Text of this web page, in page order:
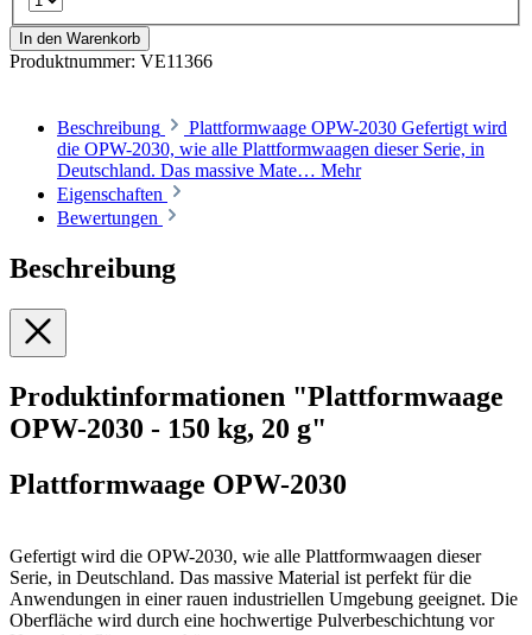
In den Warenkorb
Produktnummer: VE11366
Beschreibung
Plattformwaage OPW-2030 Gefertigt wird
die OPW-2030, wie alle Plattformwaagen dieser Serie, in
Deutschland. Das massive Mate… Mehr
Eigenschaften
Bewertungen
Beschreibung
Produktinformationen "Plattformwaage
OPW-2030 - 150 kg, 20 g"
Plattformwaage OPW-2030
Gefertigt wird die OPW-2030, wie alle Plattformwaagen dieser
Serie, in Deutschland. Das massive Material ist perfekt für die
Anwendungen in einer rauen industriellen Umgebung geeignet. Die
Oberfläche wird durch eine hochwertige Pulverbeschichtung vor